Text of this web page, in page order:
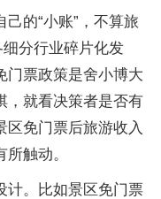
的“小账”，不算旅
细分行业碎片化发
门票政策是舍小博大
，就看决策者是否有
区免门票后旅游收入
触动。
计。比如景区免门票